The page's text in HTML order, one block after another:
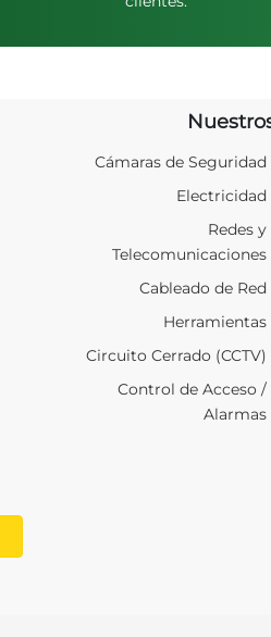
Cámaras de Seguridad
Electricidad
Redes y
Telecomunicaciones
Cableado de Red
Herramientas
Circuito Cerrado (CCTV)
Control de Acceso /
Alarmas